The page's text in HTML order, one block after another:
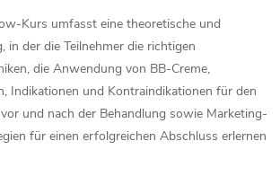
Kurs umfasst eine theoretische und
in der die Teilnehmer die richtigen
die Anwendung von BB-Creme,
Indikationen und Kontraindikationen für den
und nach der Behandlung sowie Marketing-
für einen erfolgreichen Abschluss erlernen